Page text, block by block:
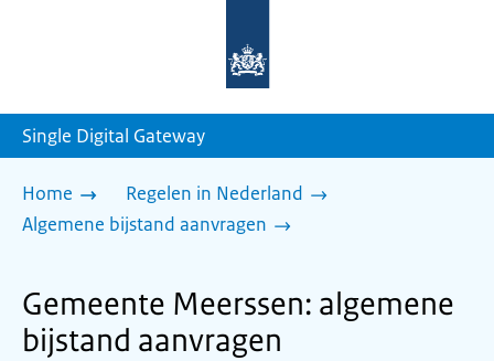
homepage
Single Digital Gateway
Home
Regelen in Nederland
Algemene bijstand aanvragen
Gemeente Meerssen: algemene
bijstand aanvragen